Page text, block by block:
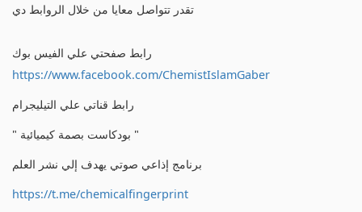
تقدر تتواصل معايا من خلال الروابط دي
رابط صفحتي علي الفيس بوك
https://www.facebook.com/ChemistIslamGaber
رابط قناتي علي التيليجرام
" بودكاست بصمة كيميائية "
برنامج إذاعي صوتي يهدف إلي نشر العلم
https://t.me/chemicalfingerprint